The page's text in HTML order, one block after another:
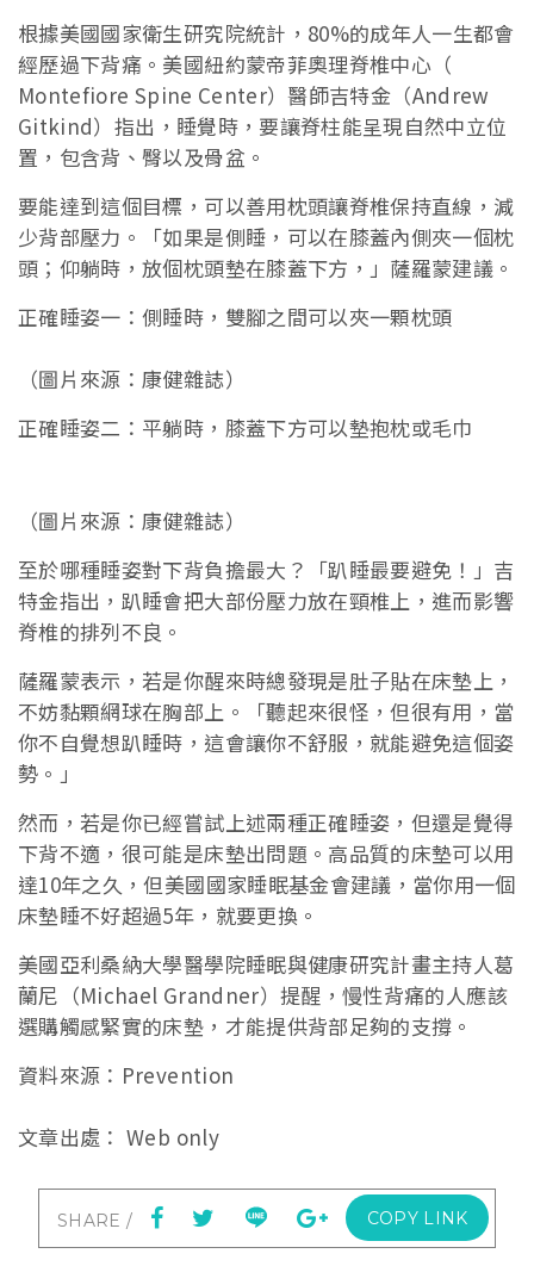
根據美國國家衛生研究院統計，80%的成年人一生都會
經歷過下背痛。美國紐約蒙帝菲奧理脊椎中心（
Montefiore Spine Center）醫師吉特金（Andrew
Gitkind）指出，睡覺時，要讓脊柱能呈現自然中立位
置，包含背、臀以及骨盆。
要能達到這個目標，可以善用枕頭讓脊椎保持直線，減
少背部壓力。「如果是側睡，可以在膝蓋內側夾一個枕
頭；仰躺時，放個枕頭墊在膝蓋下方，」薩羅蒙建議。
正確睡姿一：側睡時，雙腳之間可以夾一顆枕頭
（圖片來源：康健雜誌）
正確睡姿二：平躺時，膝蓋下方可以墊抱枕或毛巾
（圖片來源：康健雜誌）
至於哪種睡姿對下背負擔最大？「趴睡最要避免！」吉
特金指出，趴睡會把大部份壓力放在頸椎上，進而影響
脊椎的排列不良。
薩羅蒙表示，若是你醒來時總發現是肚子貼在床墊上，
不妨黏顆網球在胸部上。「聽起來很怪，但很有用，當
你不自覺想趴睡時，這會讓你不舒服，就能避免這個姿
勢。」
然而，若是你已經嘗試上述兩種正確睡姿，但還是覺得
下背不適，很可能是床墊出問題。高品質的床墊可以用
達10年之久，但美國國家睡眠基金會建議，當你用一個
床墊睡不好超過5年，就要更換。
美國亞利桑納大學醫學院睡眠與健康研究計畫主持人葛
蘭尼（Michael Grandner）提醒，慢性背痛的人應該
選購觸感緊實的床墊，才能提供背部足夠的支撐。
資料來源：Prevention
文章出處： Web only
COPY LINK